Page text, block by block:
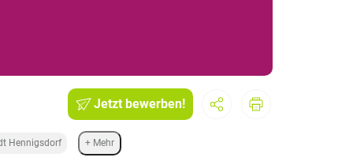
Jetzt bewerben!
Hennigsdorf + Mehr